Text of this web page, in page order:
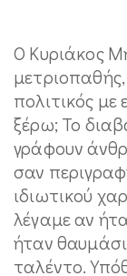
Ο Κυριάκος
μετριοπαθής,
πολιτικός με
ξέρω; Το
γράφουν
σαν
ιδιωτικού
λέγαμε αν
ήταν
ταλέντο.